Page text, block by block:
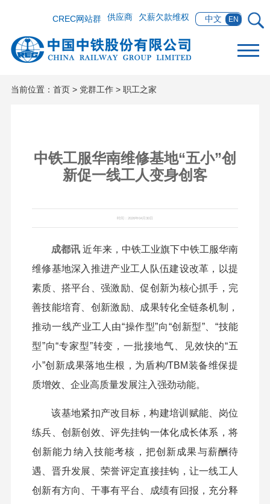
中文 EN
欠薪欠款维权
供应商
CREC网站群
当前位置： 首页> 党群工作> 职工之家
中铁工服华南维修基地“五小”创
新促一线工人变身创客
时间：2026年04月30日
成都讯 近年来，中铁工业旗下中铁工服华南
维修基地深入推进产业工人队伍建设改革，以提
素质、搭平台、强激励、促创新为核心抓手，完
善技能培育、创新激励、成果转化全链条机制，
推动一线产业工人由“操作型”向“创新型”、“技能
型”向“专家型”转变，一批接地气、见效快的“五
小”创新成果落地生根，为盾构/TBM装备维保提
质增效、企业高质量发展注入强劲动能。
该基地紧扣产改目标，构建培训赋能、岗位
练兵、创新创效、评先挂钩一体化成长体系，将
创新能力纳入技能考核，把创新成果与薪酬待
遇、晋升发展、荣誉评定直接挂钩，让一线工人
创新有方向、干事有平台、成绩有回报，充分释